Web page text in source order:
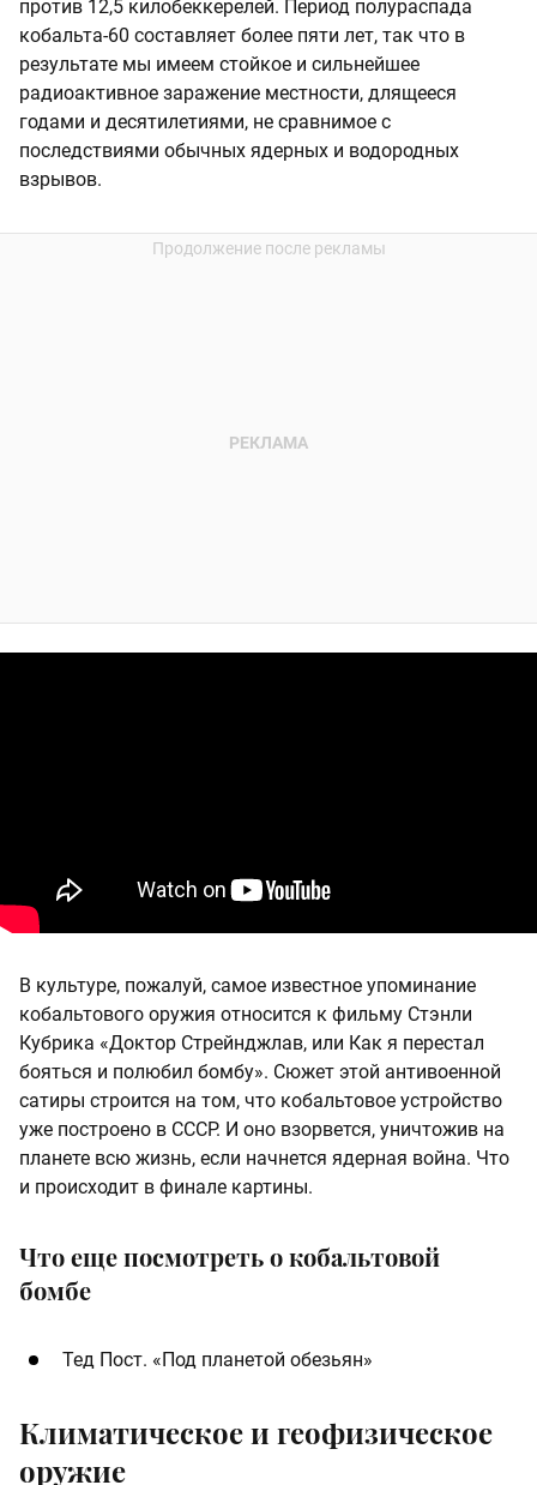
против 12,5 килобеккерелей. Период полураспада
кобальта-60 составляет более пяти лет, так что в
результате мы имеем стойкое и сильнейшее
радиоактивное заражение местности, длящееся
годами и десятилетиями, не сравнимое с
последствиями обычных ядерных и водородных
взрывов.
В культуре, пожалуй, самое известное упоминание
кобальтового оружия относится к фильму Стэнли
Кубрика «Доктор Стрейнджлав, или Как я перестал
бояться и полюбил бомбу». Сюжет этой антивоенной
сатиры строится на том, что кобальтовое устройство
уже построено в СССР. И оно взорвется, уничтожив на
планете всю жизнь, если начнется ядерная война. Что
и происходит в финале картины.
Что еще посмотреть о кобальтовой
бомбе
Тед Пост. «Под планетой обезьян»
Климатическое и геофизическое
оружие